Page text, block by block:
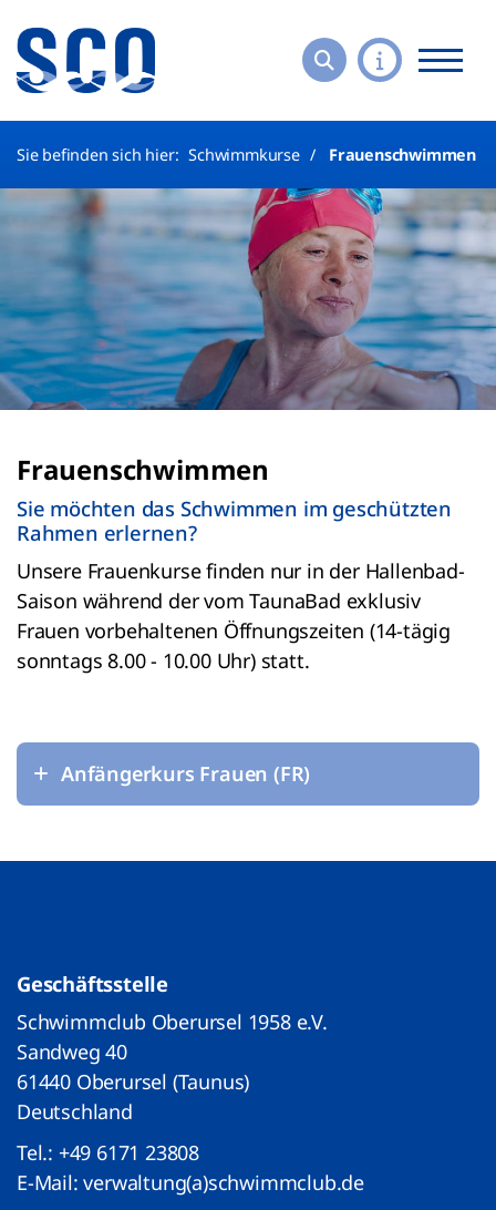
Sie befinden sich hier: Schwimmkurse Frauenschwimmen
Frauenschwimmen
Sie möchten das Schwimmen im geschützten
Rahmen erlernen?
Unsere Frauenkurse finden nur in der Hallenbad-
Saison während der vom TaunaBad exklusiv
Frauen vorbehaltenen Öffnungszeiten (14-tägig
sonntags 8.00 - 10.00 Uhr) statt.
Anfängerkurs Frauen (FR)
Geschäftsstelle
Schwimmclub Oberursel 1958 e.V.
Sandweg 40
61440 Oberursel (Taunus)
Deutschland
Tel.: +49 6171 23808
E-Mail:verwaltung(a)schwimmclub.de